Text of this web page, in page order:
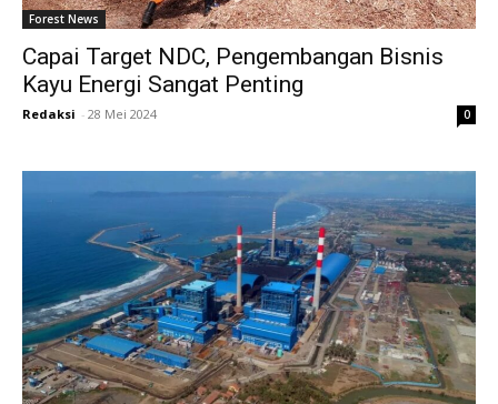
Forest News
Capai Target NDC, Pengembangan Bisnis
Kayu Energi Sangat Penting
Redaksi - 28 Mei 2024 0